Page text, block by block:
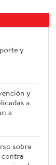
y
y
a
a
sobre